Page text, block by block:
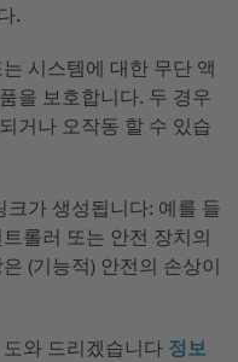
.
시스템에 대한 무단 액
을 보호합니다. 두 경우
거나 오작동 할 수 있습
가 생성됩니다: 예를 들
롤러 또는 안전 장치의
(기능적) 안전의 손상이
와 드리겠습니다 정보